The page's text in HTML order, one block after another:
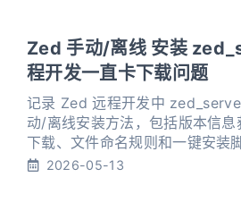
Zed 手动/离线 安装
程开发一直卡下载问题
记录 Zed 远程开发中
动/离线安装方法，包括版本信
下载、文件命名规则和一键安装
2026-05-13